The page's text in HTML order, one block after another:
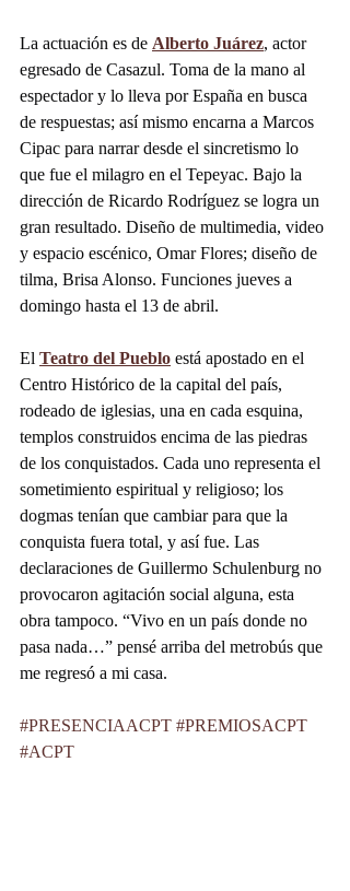
La actuación es de Alberto Juárez, actor
egresado de Casazul. Toma de la mano al
espectador y lo lleva por España en busca
de respuestas; así mismo encarna a Marcos
Cipac para narrar desde el sincretismo lo
que fue el milagro en el Tepeyac. Bajo la
dirección de Ricardo Rodríguez se logra un
gran resultado. Diseño de multimedia, video
y espacio escénico, Omar Flores; diseño de
tilma, Brisa Alonso. Funciones jueves a
domingo hasta el 13 de abril.
El Teatro del Pueblo está apostado en el
Centro Histórico de la capital del país,
rodeado de iglesias, una en cada esquina,
templos construidos encima de las piedras
de los conquistados. Cada uno representa el
sometimiento espiritual y religioso; los
dogmas tenían que cambiar para que la
conquista fuera total, y así fue. Las
declaraciones de Guillermo Schulenburg no
provocaron agitación social alguna, esta
obra tampoco. “Vivo en un país donde no
pasa nada…” pensé arriba del metrobús que
me regresó a mi casa.
#PRESENCIAACPT #PREMIOSACPT
#ACPT